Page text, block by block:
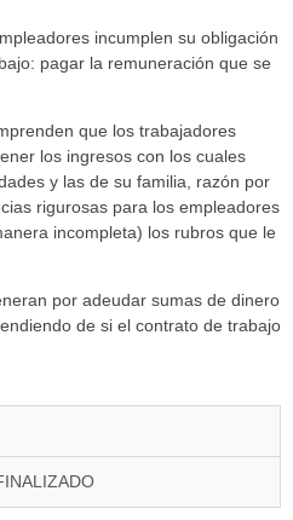
incumplen su obligación
pagar la remuneración que se
que los trabajadores
los ingresos con los cuales
y las de su familia, razón por
rigurosas para los empleadores
incompleta) los rubros que le
por adeudar sumas de dinero
de si el contrato de trabajo